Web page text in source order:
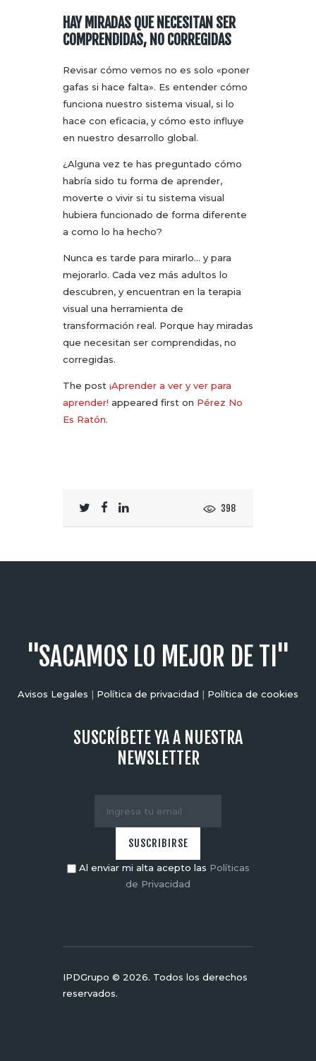
HAY MIRADAS QUE NECESITAN SER
COMPRENDIDAS, NO CORREGIDAS
Revisar cómo vemos no es solo «poner
gafas si hace falta». Es entender cómo
funciona nuestro sistema visual, si lo
hace con eficacia, y cómo esto influye
en nuestro desarrollo global.
¿Alguna vez te has preguntado cómo
habría sido tu forma de aprender,
moverte o vivir si tu sistema visual
hubiera funcionado de forma diferente
a como lo ha hecho?
Nunca es tarde para mirarlo… y para
mejorarlo. Cada vez más adultos lo
descubren, y encuentran en la terapia
visual una herramienta de
transformación real. Porque hay miradas
que necesitan ser comprendidas, no
corregidas.
The post ¡Aprender a ver y ver para
aprender! appeared first on Pérez No
Es Ratón.
398
"SACAMOS LO MEJOR DE TI"
Avisos Legales | Política de privacidad | Política de cookies
SUSCRÍBETE YA A NUESTRA
NEWSLETTER
Al enviar mi alta acepto las Políticas
de Privacidad
IPDGrupo © 2026. Todos los derechos
reservados.